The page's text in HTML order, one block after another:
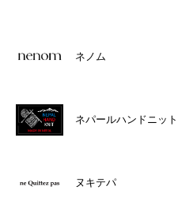
ネノム
ネパールハンドニット
ヌキテパ